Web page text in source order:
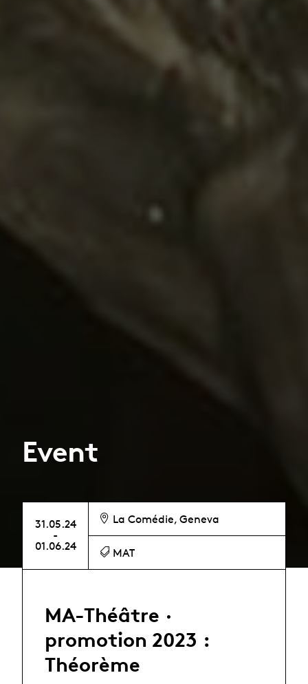
Event
31.05.24
-
01.06.24
La Comédie, Geneva
MAT
MA-Théâtre ·
promotion 2023 :
Théorème